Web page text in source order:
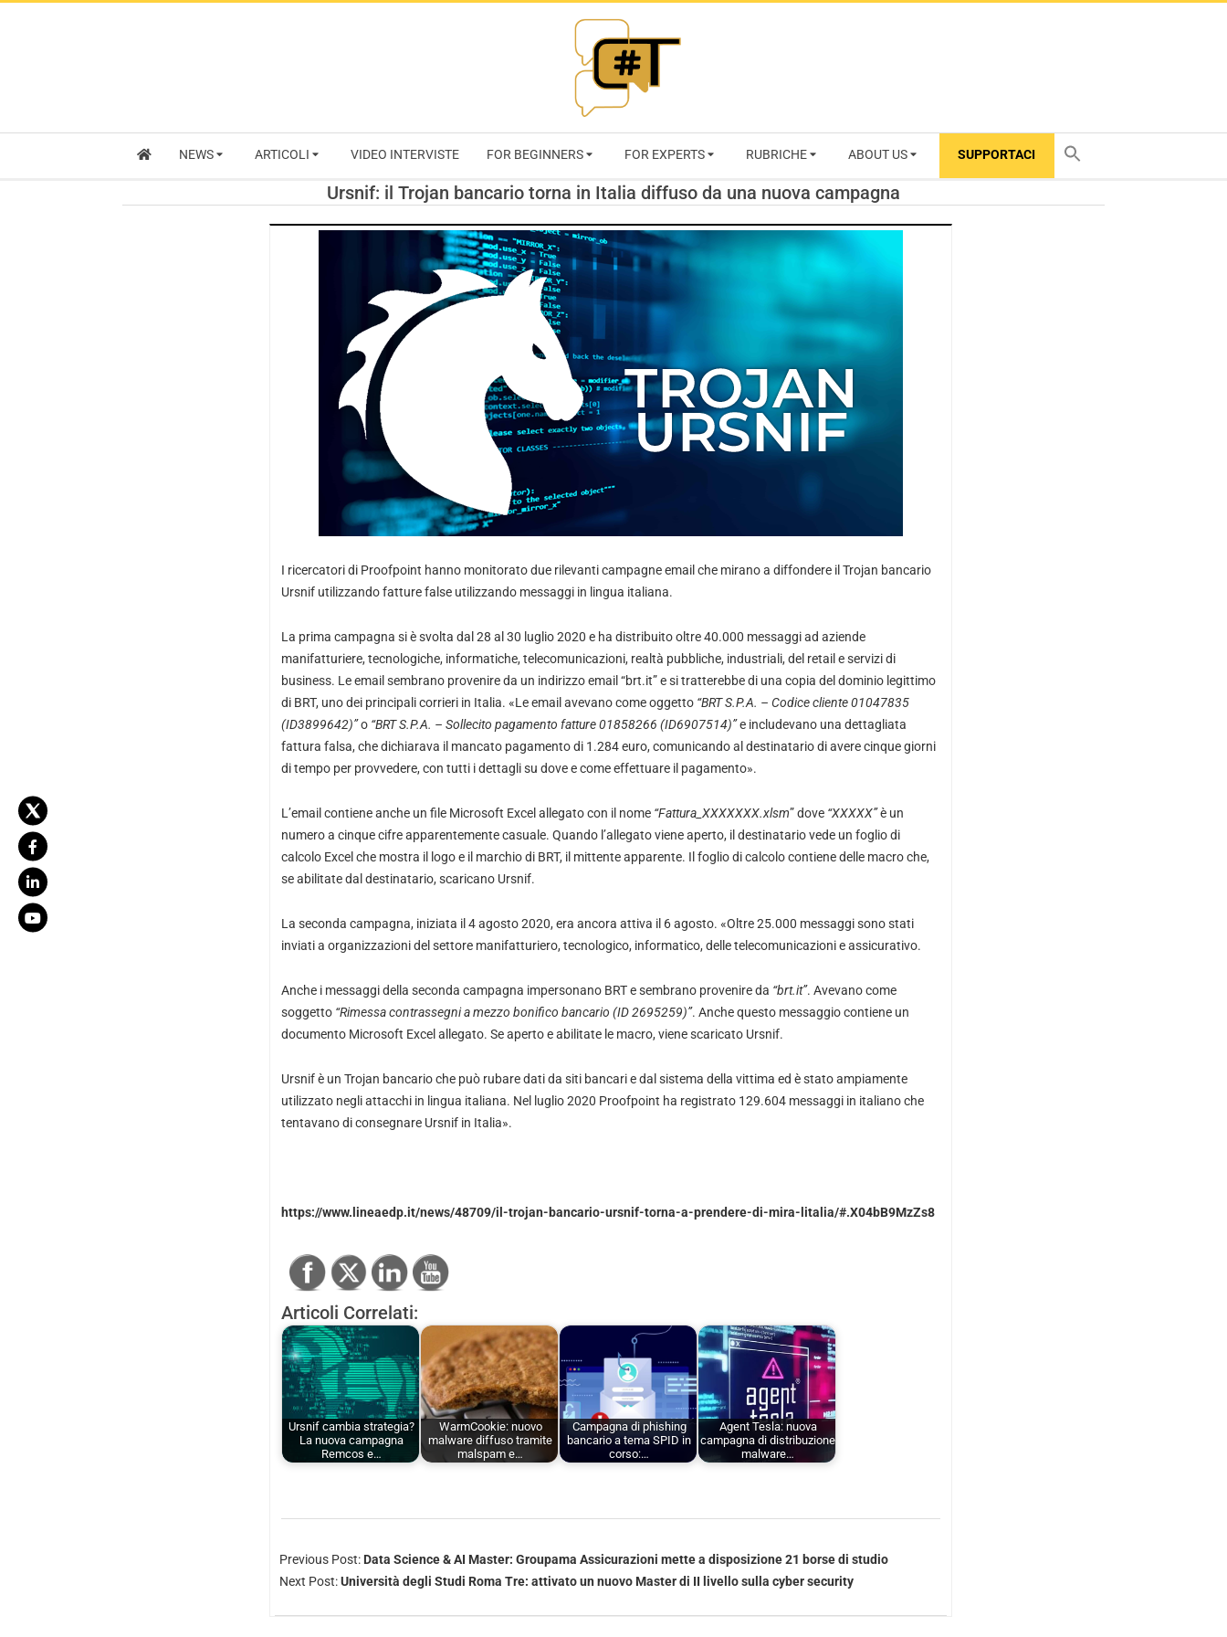
RIVISTA
CYBERSECURITY
TRENDS
NEWS ARTICOLI VIDEO INTERVISTE FOR BEGINNERS FOR EXPERTS RUBRICHE ABOUT US SUPPORTACI
Ursnif: il Trojan bancario torna in Italia diffuso da una nuova campagna
I ricercatori di Proofpoint hanno monitorato due rilevanti campagne email che mirano a diffondere il Trojan bancario
Ursnif utilizzando fatture false utilizzando messaggi in lingua italiana.
La prima campagna si è svolta dal 28 al 30 luglio 2020 e ha distribuito oltre 40.000 messaggi ad aziende
manifatturiere, tecnologiche, informatiche, telecomunicazioni, realtà pubbliche, industriali, del retail e servizi di
business. Le email sembrano provenire da un indirizzo email “brt.it” e si tratterebbe di una copia del dominio legittimo
di BRT, uno dei principali corrieri in Italia. «Le email avevano come oggetto “BRT S.P.A. – Codice cliente 01047835
(ID3899642)”o “BRT S.P.A. – Sollecito pagamento fatture 01858266 (ID6907514)”e includevano una dettagliata
fattura falsa, che dichiarava il mancato pagamento di 1.284 euro, comunicando al destinatario di avere cinque giorni
di tempo per provvedere, con tutti i dettagli su dove e come effettuare il pagamento».
L’email contiene anche un file Microsoft Excel allegato con il nome “Fattura_XXXXXXX.xlsm” dove “XXXXX”è un
numero a cinque cifre apparentemente casuale. Quando l’allegato viene aperto, il destinatario vede un foglio di
calcolo Excel che mostra il logo e il marchio di BRT, il mittente apparente. Il foglio di calcolo contiene delle macro che,
se abilitate dal destinatario, scaricano Ursnif.
La seconda campagna, iniziata il 4 agosto 2020, era ancora attiva il 6 agosto. «Oltre 25.000 messaggi sono stati
inviati a organizzazioni del settore manifatturiero, tecnologico, informatico, delle telecomunicazioni e assicurativo.
Anche i messaggi della seconda campagna impersonano BRT e sembrano provenire da “brt.it”. Avevano come
soggetto “Rimessa contrassegni a mezzo bonifico bancario (ID 2695259)”. Anche questo messaggio contiene un
documento Microsoft Excel allegato. Se aperto e abilitate le macro, viene scaricato Ursnif.
Ursnif è un Trojan bancario che può rubare dati da siti bancari e dal sistema della vittima ed è stato ampiamente
utilizzato negli attacchi in lingua italiana. Nel luglio 2020 Proofpoint ha registrato 129.604 messaggi in italiano che
tentavano di consegnare Ursnif in Italia».
https://www.lineaedp.it/news/48709/il-trojan-bancario-ursnif-torna-a-prendere-di-mira-litalia/#.X04bB9MzZs8
Articoli Correlati:
Ursnif cambia strategia?
La nuova campagna
Remcos e…
WarmCookie: nuovo
malware diffuso tramite
malspam e…
Campagna di phishing
bancario a tema SPID in
corso:…
Agent Tesla: nuova
campagna di distribuzione
malware…
Previous Post: Data Science & AI Master: Groupama Assicurazioni mette a disposizione 21 borse di studio
Next Post:Università degli Studi Roma Tre: attivato un nuovo Master di II livello sulla cyber security